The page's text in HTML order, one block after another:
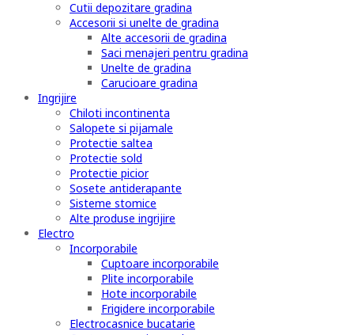
Cutii depozitare gradina
Accesorii si unelte de gradina
Alte accesorii de gradina
Saci menajeri pentru gradina
Unelte de gradina
Carucioare gradina
Ingrijire
Chiloti incontinenta
Salopete si pijamale
Protectie saltea
Protectie sold
Protectie picior
Sosete antiderapante
Sisteme stomice
Alte produse ingrijire
Electro
Incorporabile
Cuptoare incorporabile
Plite incorporabile
Hote incorporabile
Frigidere incorporabile
Electrocasnice bucatarie